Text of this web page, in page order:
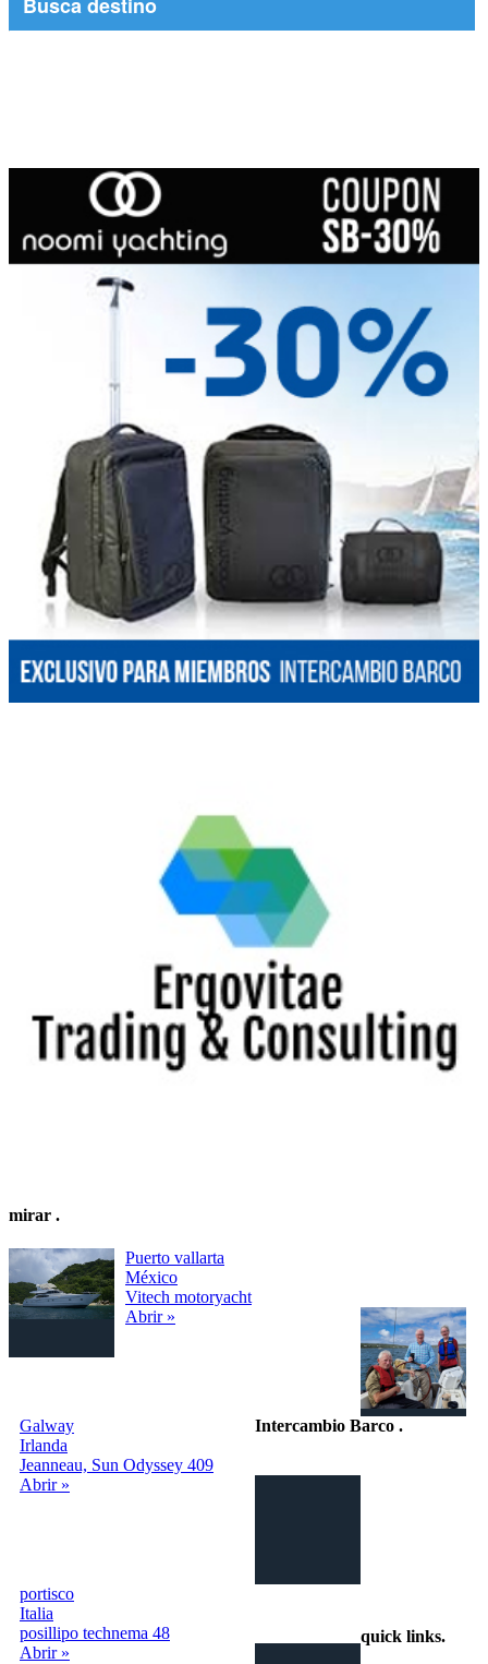
mirar .
Puerto vallarta
México
Vitech motoryacht
Abrir »
Galway
Irlanda
Jeanneau, Sun Odyssey 409
Abrir »
portisco
Italia
posillipo technema 48
Abrir »
Intercambio Barco .
quick links.